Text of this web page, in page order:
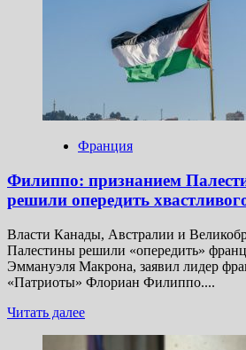
импульсу
переговоров
урегулированию
конфликта
на
Украине
Франция
Филиппо: признанием
решили опередить
Власти Канады, Австралии и
Палестины решили «опередить»
Эммануэля Макрона, заявил лидер
«Патриоты» Флориан Филиппо....
Читать далееПрочитать